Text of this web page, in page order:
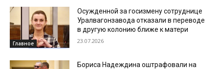
Главное
Осужденной за госизмену сотруднице
Уралвагонзавода отказали в переводе
в другую колонию ближе к матери
23.07.2026
Бориса Надеждина оштрафовали на